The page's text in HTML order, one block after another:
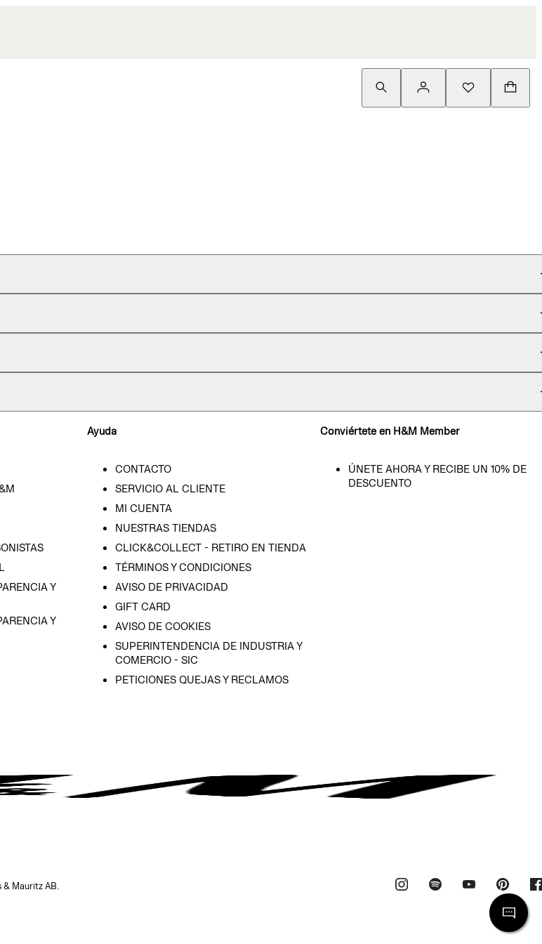
Y
Y
Ayuda
CONTACTO
SERVICIO AL CLIENTE
MI CUENTA
NUESTRAS TIENDAS
CLICK&COLLECT - RETIRO EN TIENDA
TÉRMINOS Y CONDICIONES
AVISO DE PRIVACIDAD
GIFT CARD
AVISO DE COOKIES
SUPERINTENDENCIA DE INDUSTRIA Y
COMERCIO - SIC
PETICIONES QUEJAS Y RECLAMOS
Conviértete en H&M Member
ÚNETE AHORA Y RECIBE UN 10% DE
DESCUENTO
Mauritz AB.